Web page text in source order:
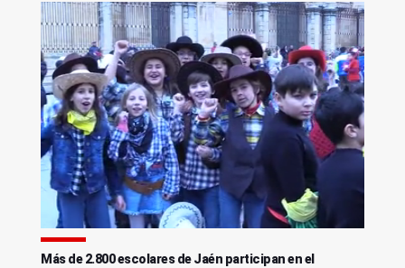
Más de 2.800 escolares de Jaén participan en el